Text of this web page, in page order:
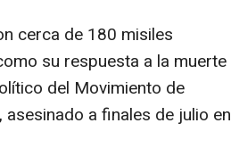
cerca de 180 misiles
su respuesta a la muerte
del Movimiento de
a finales de julio en